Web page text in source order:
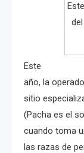
Este
año, la
sitio
(Pacha es el
cuando toma
las razas de